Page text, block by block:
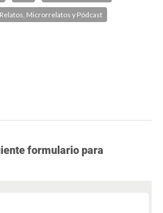
Microrrelatos y Pódcast
formulario para